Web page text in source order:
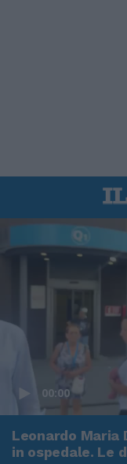
00:00
Leonardo Maria
in ospedale. Le